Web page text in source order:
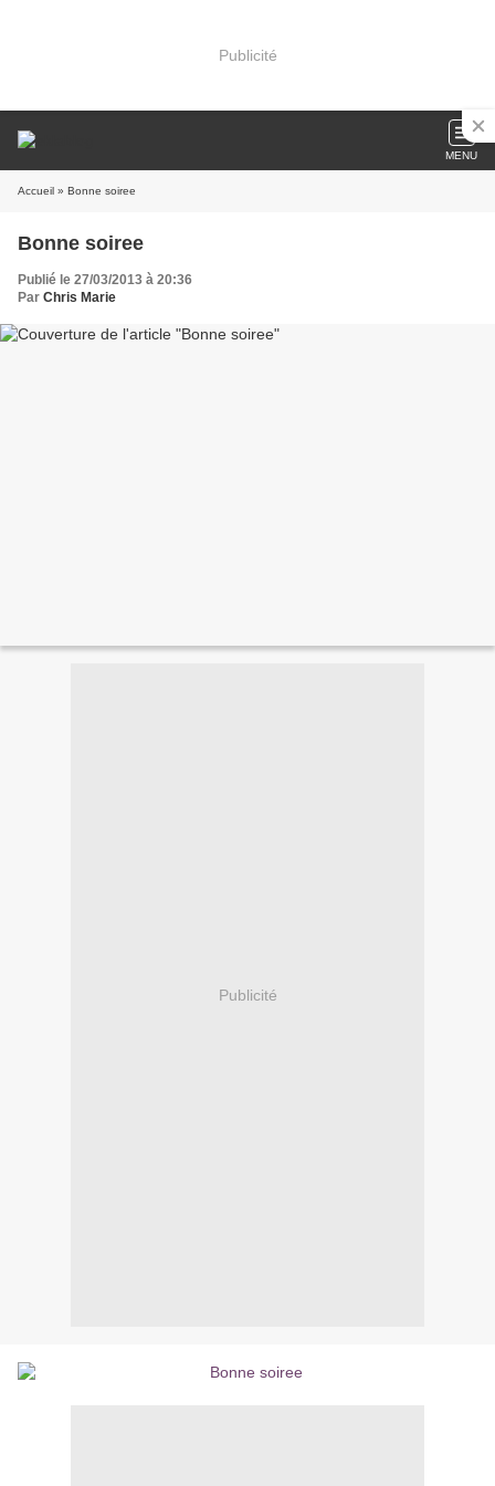
Publicité
MENU
Accueil » Bonne soiree
Bonne soiree
Publié le 27/03/2013 à 20:36
Par Chris Marie
Publicité